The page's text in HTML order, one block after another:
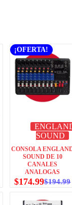
¡OFERTA!
SOUND
CONSOLA
SOUND DE 10
CANALES
ANALOGAS
$194.99
$174.99